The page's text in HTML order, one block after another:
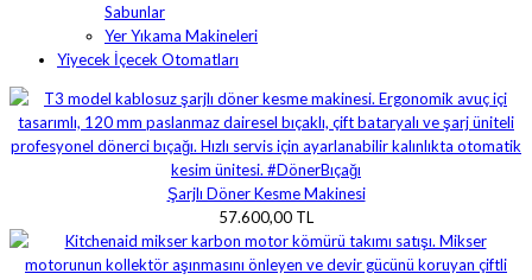
Sabunlar
Yer Yıkama Makineleri
Yiyecek İçecek Otomatları
Şarjlı Döner Kesme Makinesi
57.600,00 TL